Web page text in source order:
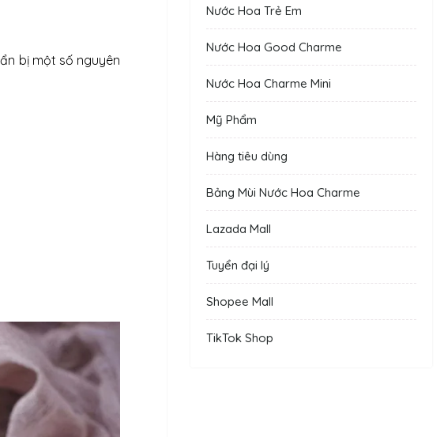
bị một số nguyên
Nước Hoa Trẻ Em
Nước Hoa Good Charme
Nước Hoa Charme Mini
Mỹ Phẩm
Hàng tiêu dùng
Bảng Mùi Nước Hoa Charme
Lazada Mall
Tuyển đại lý
Shopee Mall
TikTok Shop